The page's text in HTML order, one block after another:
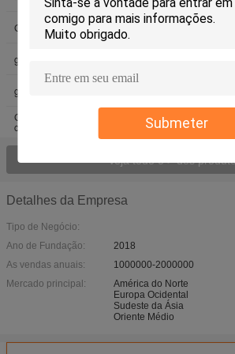
Submeter
Garrafas acrílicas da loção garrafa
garrafa cosmética da bomba
garrafa mal ventilada de alumínio
Grupo de empacotamento
cosmético cosmético
Veja todo o > dos
Detalhes da Empresa
Tipo de Negócio:
Ano de Fundação:
2018
As vendas anuais:
1000000-2000000
Mercado principal:
América do Norte
Europa Ocidental
Sudeste da Ásia
Oriente Médio